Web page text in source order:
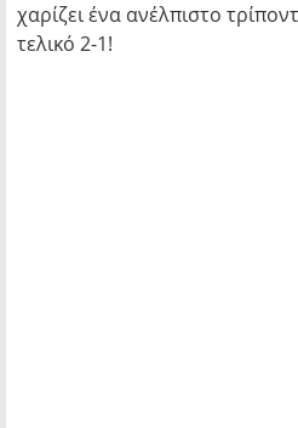
χαρίζει ένα ανέλπιστο
τελικό 2-1!